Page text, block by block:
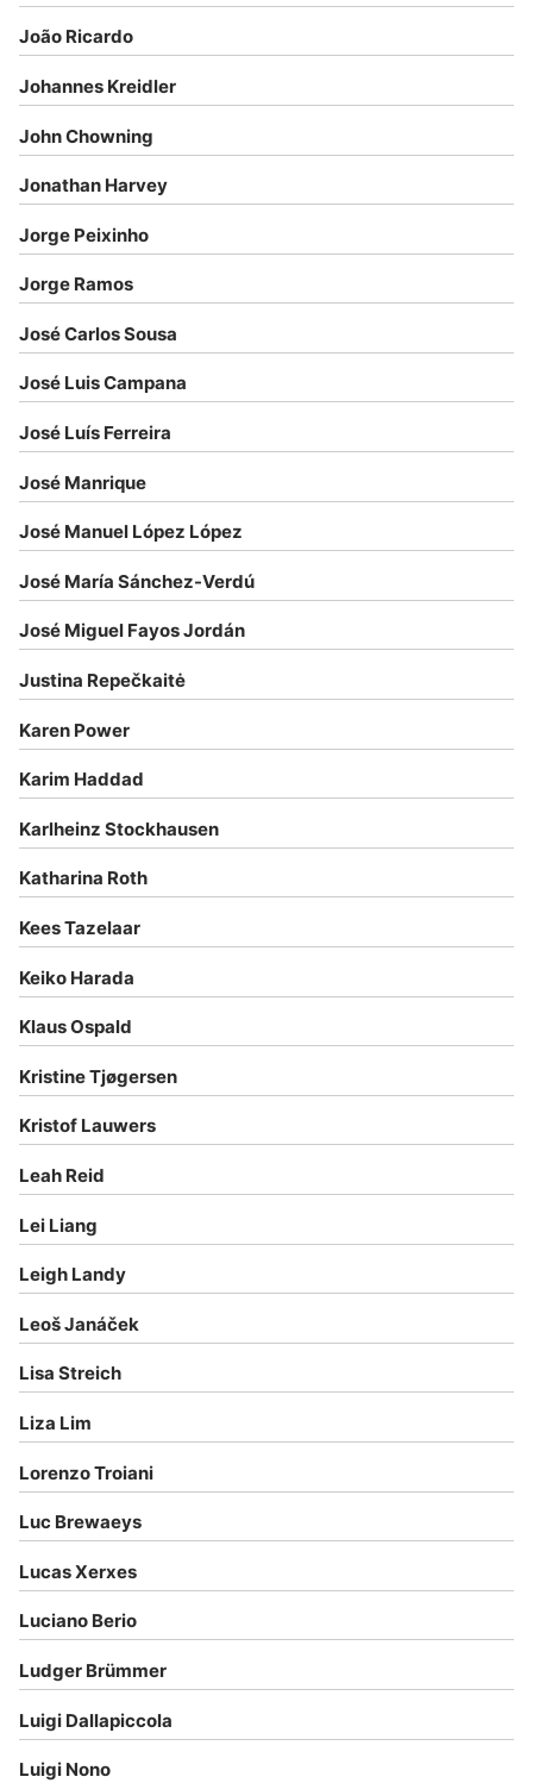
João Ricardo
Johannes Kreidler
John Chowning
Jonathan Harvey
Jorge Peixinho
Jorge Ramos
José Carlos Sousa
José Luis Campana
José Luís Ferreira
José Manrique
José Manuel López López
José María Sánchez-Verdú
José Miguel Fayos Jordán
Justina Repečkaitė
Karen Power
Karim Haddad
Karlheinz Stockhausen
Katharina Roth
Kees Tazelaar
Keiko Harada
Klaus Ospald
Kristine Tjøgersen
Kristof Lauwers
Leah Reid
Lei Liang
Leigh Landy
Leoš Janáček
Lisa Streich
Liza Lim
Lorenzo Troiani
Luc Brewaeys
Lucas Xerxes
Luciano Berio
Ludger Brümmer
Luigi Dallapiccola
Luigi Nono